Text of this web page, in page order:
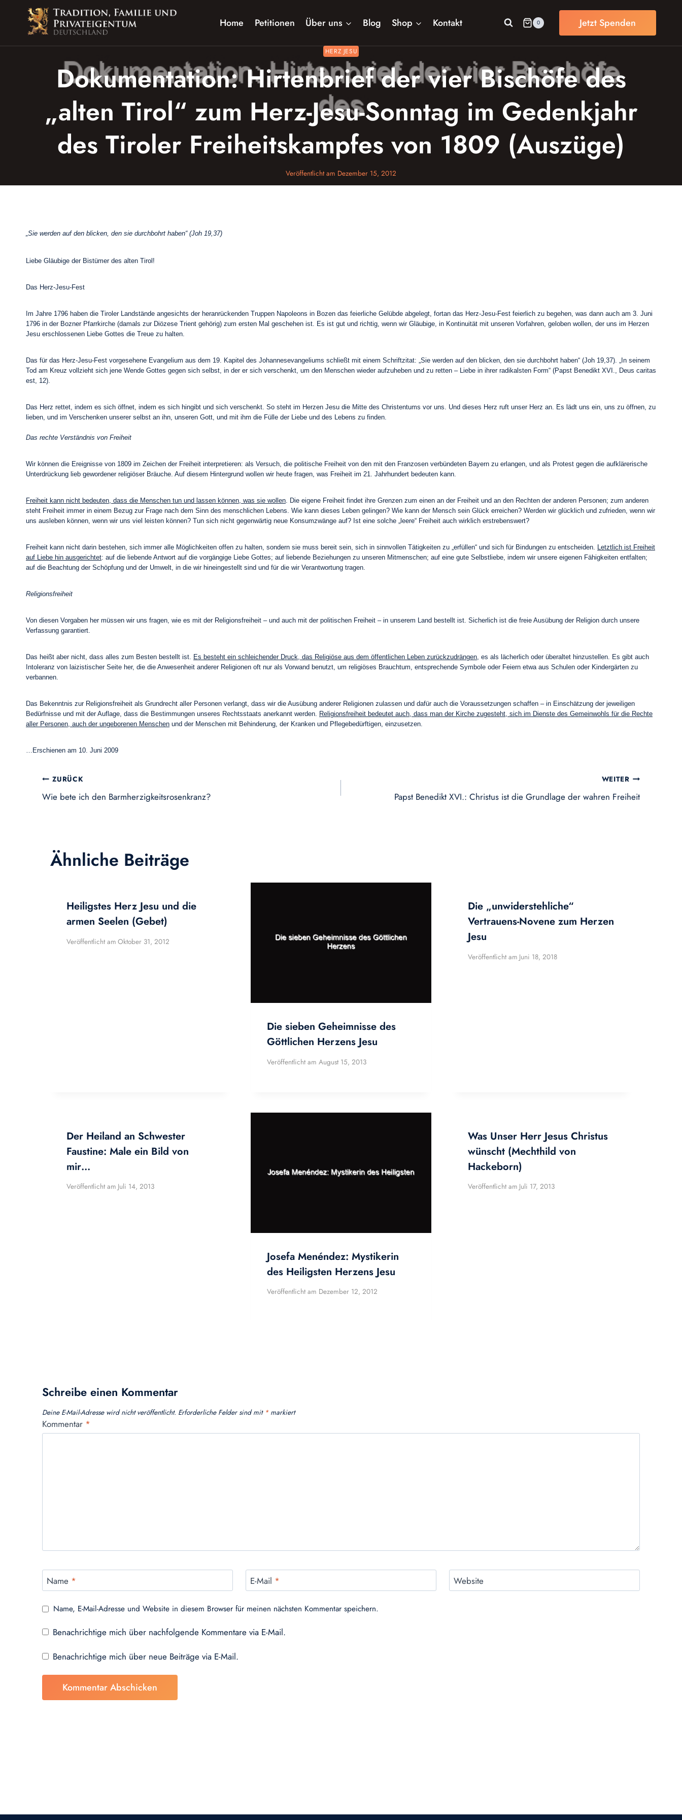
springen
Home Petitionen Über uns Blog Shop Kontakt 0 Jetzt Spenden
HERZ JESU
Dokumentation: Hirtenbrief der vier Bischöfe des
„alten Tirol“ zum Herz-Jesu-Sonntag im Gedenkjahr
des Tiroler Freiheitskampfes von 1809 (Auszüge)
Veröffentlicht am Dezember 15, 2012
„Sie werden auf den blicken, den sie durchbohrt haben“ (Joh 19,37)
Liebe Gläubige der Bistümer des alten Tirol!
Das Herz-Jesu-Fest
Im Jahre 1796 haben die Tiroler Landstände angesichts der heranrückenden Truppen Napoleons in Bozen das feierliche Gelübde abgelegt, fortan das Herz-Jesu-Fest feierlich zu begehen, was dann auch am 3. Juni
1796 in der Bozner Pfarrkirche (damals zur Diözese Trient gehörig) zum ersten Mal geschehen ist. Es ist gut und richtig, wenn wir Gläubige, in Kontinuität mit unseren Vorfahren, geloben wollen, der uns im Herzen
Jesu erschlossenen Liebe Gottes die Treue zu halten.
Das für das Herz-Jesu-Fest vorgesehene Evangelium aus dem 19. Kapitel des Johannesevangeliums schließt mit einem Schriftzitat: „Sie werden auf den blicken, den sie durchbohrt haben“ (Joh 19,37). „In seinem
Tod am Kreuz vollzieht sich jene Wende Gottes gegen sich selbst, in der er sich verschenkt, um den Menschen wieder aufzuheben und zu retten – Liebe in ihrer radikalsten Form“ (Papst Benedikt XVI., Deus caritas
est, 12).
Das Herz rettet, indem es sich öffnet, indem es sich hingibt und sich verschenkt. So steht im Herzen Jesu die Mitte des Christentums vor uns. Und dieses Herz ruft unser Herz an. Es lädt uns ein, uns zu öffnen, zu
lieben, und im Verschenken unserer selbst an ihn, unseren Gott, und mit ihm die Fülle der Liebe und des Lebens zu finden.
Das rechte Verständnis von Freiheit
Wir können die Ereignisse von 1809 im Zeichen der Freiheit interpretieren: als Versuch, die politische Freiheit von den mit den Franzosen verbündeten Bayern zu erlangen, und als Protest gegen die aufklärerische
Unterdrückung lieb gewordener religiöser Bräuche. Auf diesem Hintergrund wollen wir heute fragen, was Freiheit im 21. Jahrhundert bedeuten kann.
Freiheit kann nicht bedeuten, dass die Menschen tun und lassen können, was sie wollen. Die eigene Freiheit findet ihre Grenzen zum einen an der Freiheit und an den Rechten der anderen Personen; zum anderen
steht Freiheit immer in einem Bezug zur Frage nach dem Sinn des menschlichen Lebens. Wie kann dieses Leben gelingen? Wie kann der Mensch sein Glück erreichen? Werden wir glücklich und zufrieden, wenn wir
uns ausleben können, wenn wir uns viel leisten können? Tun sich nicht gegenwärtig neue Konsumzwänge auf? Ist eine solche „leere“ Freiheit auch wirklich erstrebenswert?
Freiheit kann nicht darin bestehen, sich immer alle Möglichkeiten offen zu halten, sondern sie muss bereit sein, sich in sinnvollen Tätigkeiten zu „erfüllen“ und sich für Bindungen zu entscheiden. Letztlich ist Freiheit
auf Liebe hin ausgerichtet: auf die liebende Antwort auf die vorgängige Liebe Gottes; auf liebende Beziehungen zu unseren Mitmenschen; auf eine gute Selbstliebe, indem wir unsere eigenen Fähigkeiten entfalten;
auf die Beachtung der Schöpfung und der Umwelt, in die wir hineingestellt sind und für die wir Verantwortung tragen.
Religionsfreiheit
Von diesen Vorgaben her müssen wir uns fragen, wie es mit der Religionsfreiheit – und auch mit der politischen Freiheit – in unserem Land bestellt ist. Sicherlich ist die freie Ausübung der Religion durch unsere
Verfassung garantiert.
Das heißt aber nicht, dass alles zum Besten bestellt ist. Es besteht ein schleichender Druck, das Religiöse aus dem öffentlichen Leben zurückzudrängen, es als lächerlich oder überaltet hinzustellen. Es gibt auch
Intoleranz von laizistischer Seite her, die die Anwesenheit anderer Religionen oft nur als Vorwand benutzt, um religiöses Brauchtum, entsprechende Symbole oder Feiern etwa aus Schulen oder Kindergärten zu
verbannen.
Das Bekenntnis zur Religionsfreiheit als Grundrecht aller Personen verlangt, dass wir die Ausübung anderer Religionen zulassen und dafür auch die Voraussetzungen schaffen – in Einschätzung der jeweiligen
Bedürfnisse und mit der Auflage, dass die Bestimmungen unseres Rechtsstaats anerkannt werden. Religionsfreiheit bedeutet auch, dass man der Kirche zugesteht, sich im Dienste des Gemeinwohls für die Rechte
aller Personen, auch der ungeborenen Menschen und der Menschen mit Behinderung, der Kranken und Pflegebedürftigen, einzusetzen.
…Erschienen am 10. Juni 2009
Beitragsnavigation
ZURÜCK
Wie bete ich den Barmherzigkeitsrosenkranz?
WEITER
Papst Benedikt XVI.: Christus ist die Grundlage der wahren Freiheit
Ähnliche Beiträge
Heiligstes Herz Jesu und die
armen Seelen (Gebet)
Veröffentlicht am Oktober 31, 2012
Die sieben Geheimnisse des
Göttlichen Herzens Jesu
Veröffentlicht am August 15, 2013
Die „unwiderstehliche“
Vertrauens-Novene zum Herzen
Jesu
Veröffentlicht am Juni 18, 2018
Der Heiland an Schwester
Faustine: Male ein Bild von
mir…
Veröffentlicht am Juli 14, 2013
Josefa Menéndez: Mystikerin
des Heiligsten Herzens Jesu
Veröffentlicht am Dezember 12, 2012
Was Unser Herr Jesus Christus
wünscht (Mechthild von
Hackeborn)
Veröffentlicht am Juli 17, 2013
Schreibe einen Kommentar
Deine E-Mail-Adresse wird nicht veröffentlicht. Erforderliche Felder sind mit *markiert
Kommentar *
Name * E-Mail * Website
Name, E-Mail-Adresse und Website in diesem Browser für meinen nächsten Kommentar speichern.
Benachrichtige mich über nachfolgende Kommentare via E-Mail.
Benachrichtige mich über neue Beiträge via E-Mail.